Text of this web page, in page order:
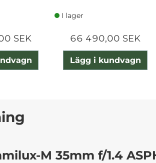
SEK
I lager
66 490,00 SEK
Lägg i kundvagn
M 35mm f/1.4